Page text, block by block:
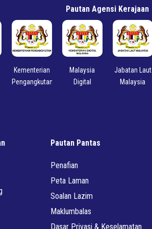
Pautan Agensi Kerajaan
Kementerian
Pengangkutan
Malaysia
Digital
Jabatan Laut
Malaysia
Pautan Pantas
Penafian
Peta Laman
Soalan Lazim
Maklumbalas
Dasar Privasi & Keselamatan